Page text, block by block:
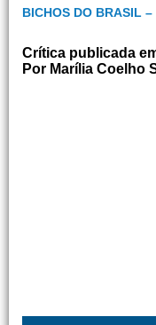
BICHOS DO BRASIL
Crítica publicada
Por Marília Coelho